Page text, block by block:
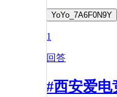
YoYo_7A6F0N9Y
1
回答
#西安爱